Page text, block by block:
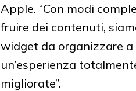
Apple. “Con modi
fruire dei contenuti,
widget da organizzare
un’esperienza
migliorate”.